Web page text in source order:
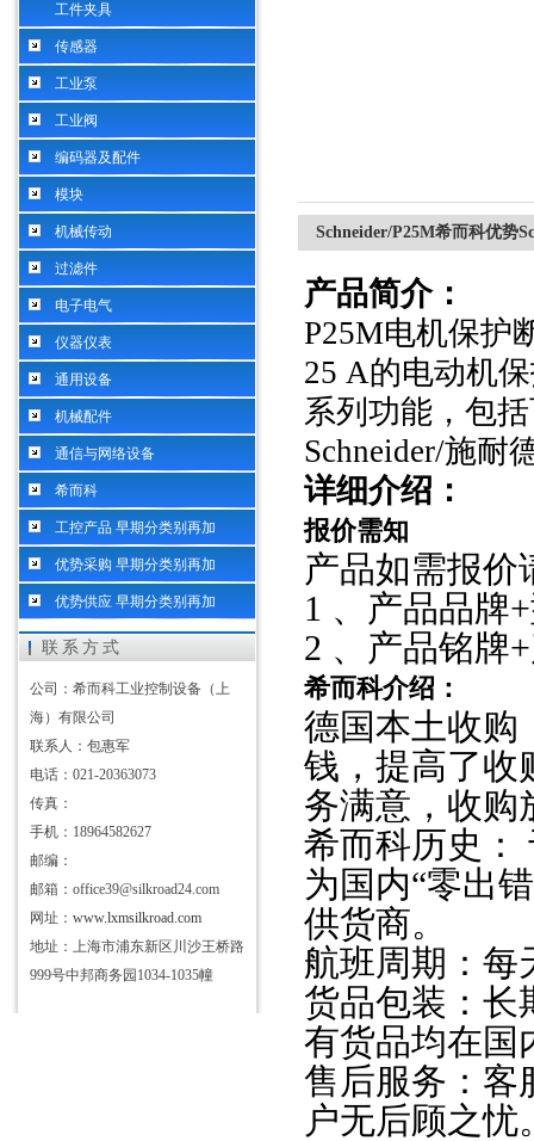
工件夹具
传感器
工业泵
工业阀
编码器及配件
模块
机械传动
过滤件
电子电气
仪器仪表
通用设备
机械配件
通信与网络设备
希而科
工控产品 早期分类别再加
优势采购 早期分类别再加
优势供应 早期分类别再加
联系方式
公司：希而科工业控制设备（上
海）有限公司
联系人：包惠军
电话：021-20363073
传真：
手机：18964582627
邮编：
邮箱：office39@silkroad24.com
网址： www.lxmsilkroad.com
地址：上海市浦东新区川沙王桥路
999号中邦商务园1034-1035幢
Schneider/P25M希而科优势
产品简介：
P25M电机保护
25 A的电动机
系列功能，包
Schneider/施耐
详细介绍：
报价需知
产品如需报价
1 、产品品牌
2 、产品铭牌
希而科介绍：
德国本土收购
钱，提高了收
务满意，收购
希而科历史：
为国内“零出
供货商。
航班周期：每
货品包装：长
有货品均在国
售后服务：客
户无后顾之忧